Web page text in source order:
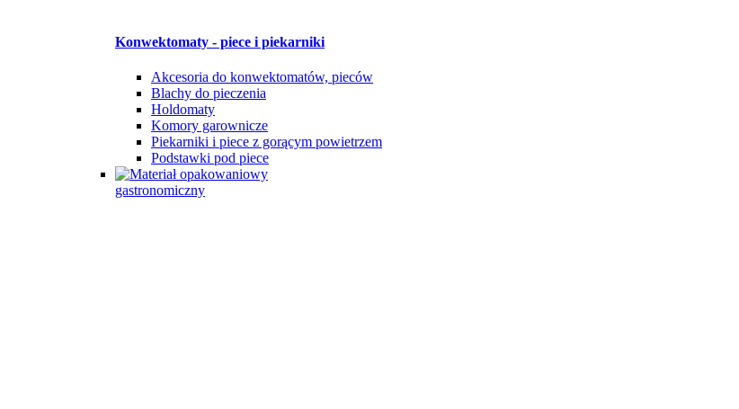
Konwektomaty - piece i piekarniki
Akcesoria do konwektomatów, pieców
Blachy do pieczenia
Holdomaty
Komory garownicze
Piekarniki i piece z gorącym powietrzem
Podstawki pod piece